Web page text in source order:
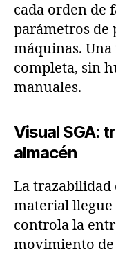
cada orden de
parámetros de
máquinas.
completa, sin
manuales.
Visual SGA:
almacén
La trazabilidad
material llegue
controla la
movimiento de